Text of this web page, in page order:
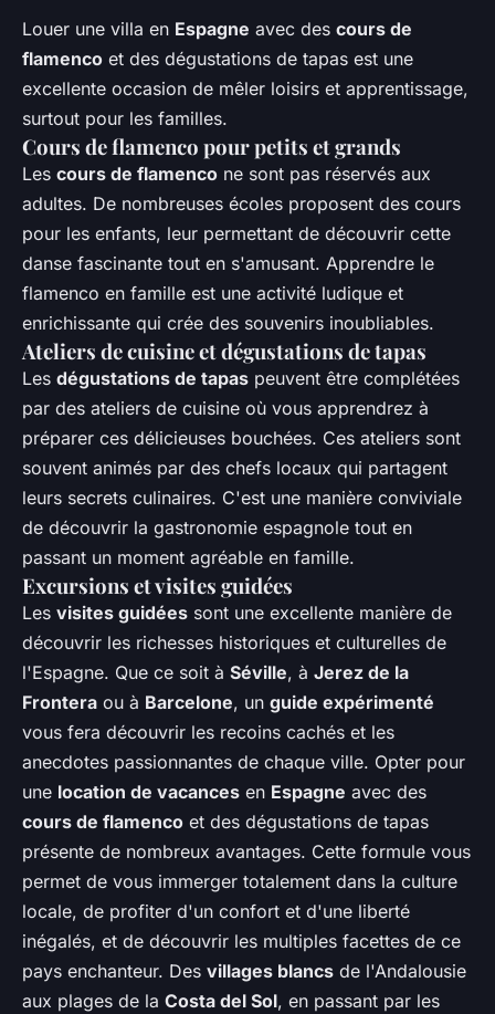
Louer une villa en Espagne avec des cours de
flamenco et des dégustations de tapas est une
excellente occasion de mêler loisirs et apprentissage,
surtout pour les familles.
Cours de flamenco pour petits et grands
Les cours de flamenco ne sont pas réservés aux
adultes. De nombreuses écoles proposent des cours
pour les enfants, leur permettant de découvrir cette
danse fascinante tout en s'amusant. Apprendre le
flamenco en famille est une activité ludique et
enrichissante qui crée des souvenirs inoubliables.
Ateliers de cuisine et dégustations de tapas
Les dégustations de tapas peuvent être complétées
par des ateliers de cuisine où vous apprendrez à
préparer ces délicieuses bouchées. Ces ateliers sont
souvent animés par des chefs locaux qui partagent
leurs secrets culinaires. C'est une manière conviviale
de découvrir la gastronomie espagnole tout en
passant un moment agréable en famille.
Excursions et visites guidées
Les visites guidées sont une excellente manière de
découvrir les richesses historiques et culturelles de
l'Espagne. Que ce soit à Séville, à Jerez de la
Frontera ou à Barcelone, un guide expérimenté
vous fera découvrir les recoins cachés et les
anecdotes passionnantes de chaque ville. Opter pour
une location de vacances en Espagne avec des
cours de flamenco et des dégustations de tapas
présente de nombreux avantages. Cette formule vous
permet de vous immerger totalement dans la culture
locale, de profiter d'un confort et d'une liberté
inégalés, et de découvrir les multiples facettes de ce
pays enchanteur. Des villages blancs de l'Andalousie
aux plages de la Costa del Sol, en passant par les